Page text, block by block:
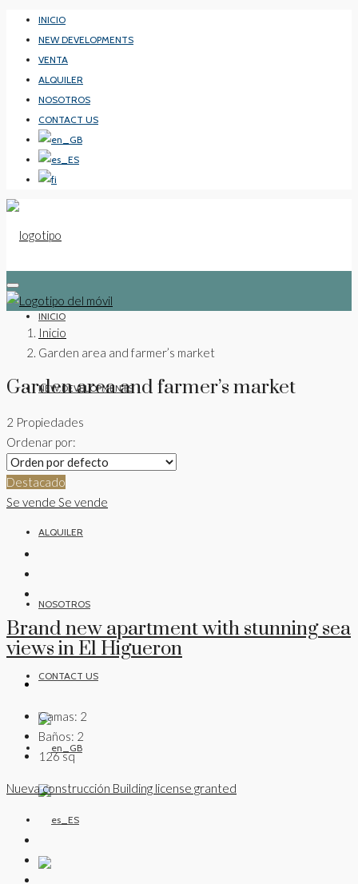
INICIO
NEW DEVELOPMENTS
VENTA
ALQUILER
NOSOTROS
CONTACT US
INICIO
NEW DEVELOPMENTS
VENTA
ALQUILER
NOSOTROS
CONTACT US
Inicio
Garden area and farmer’s market
Garden area and farmer’s market
2 Propiedades
Ordenar por:
Destacado
Se vende Se vende
Brand new apartment with stunning sea
views in El Higueron
Camas: 2
Baños: 2
126sq
Nueva construcción Building license granted